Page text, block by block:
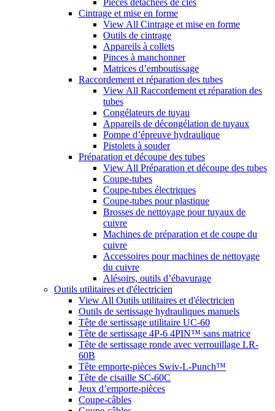
Pièces détachées de clés
Cintrage et mise en forme
View All Cintrage et mise en forme
Outils de cintrage
Appareils à collets
Pinces à manchonner
Matrices d’emboutissage
Raccordement et réparation des tubes
View All Raccordement et réparation des
tubes
Congélateurs de tuyau
Appareils de décongélation de tuyaux
Pompe d’épreuve hydraulique
Pistolets à souder
Préparation et découpe des tubes
View All Préparation et découpe des tubes
Coupe-tubes
Coupe-tubes électriques
Coupe-tubes pour plastique
Brosses de nettoyage pour tuyaux de
cuivre
Machines de préparation et de coupe du
cuivre
Accessoires pour machines de nettoyage
du cuivre
Alésoirs, outils d’ébavurage
Outils utilitaires et d'électricien
View All Outils utilitaires et d'électricien
Outils de sertissage hydrauliques manuels
Tête de sertissage utilitaire UC-60
Tête de sertissage 4P-6 4PIN™ sans matrice
Tête de sertissage ronde avec verrouillage LR-
60B
Tête emporte-pièces Swiv-L-Punch™
Tête de cisaille SC-60C
Jeux d’emporte-pièces
Coupe-câbles